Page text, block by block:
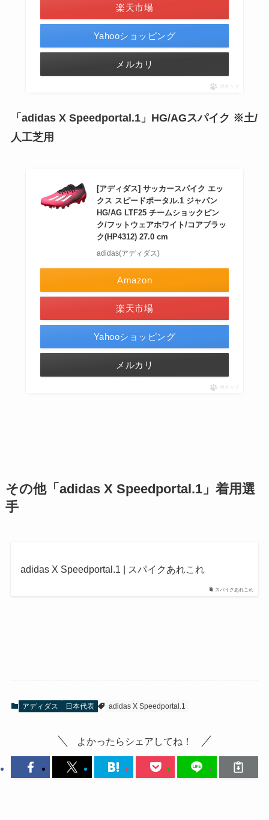
楽天市場
Yahooショッピング
メルカリ
ポチップ
「adidas X Speedportal.1」HG/AGスパイク ※土/
人工芝用
[アディダス] サッカースパイク エッ
クス スピードポータル.1 ジャパン
HG/AG LTF25 チームショックピン
ク/フットウェアホワイト/コアブラッ
ク(HP4312) 27.0 cm
adidas(アディダス)
Amazon
楽天市場
Yahooショッピング
メルカリ
ポチップ
その他「adidas X Speedportal.1」着用選
手
スパイクあれこれ
adidas X Speedportal.1 | スパイクあれこれ
アディダス 日本代表 adidas X Speedportal.1
よかったらシェアしてね！